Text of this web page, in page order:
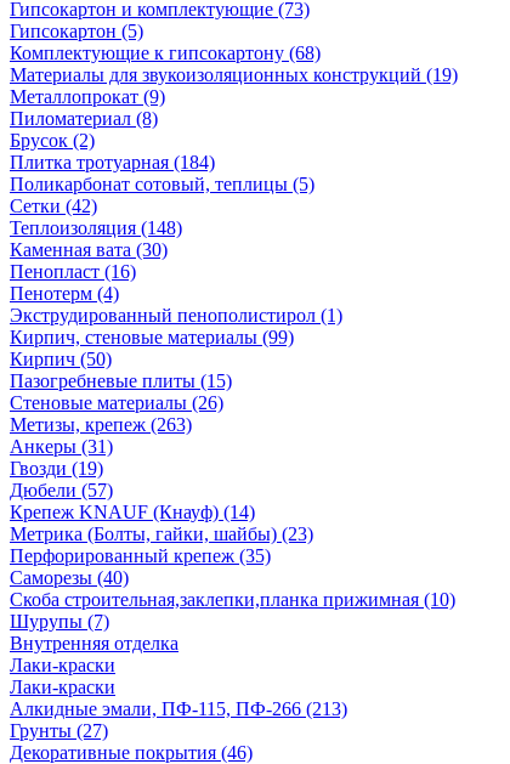
Гипсокартон и комплектующие (73)
Гипсокартон (5)
Комплектующие к гипсокартону (68)
Материалы для звукоизоляционных конструкций (19)
Металлопрокат (9)
Пиломатериал (8)
Брусок (2)
Плитка тротуарная (184)
Поликарбонат сотовый, теплицы (5)
Сетки (42)
Теплоизоляция (148)
Каменная вата (30)
Пенопласт (16)
Пенотерм (4)
Экструдированный пенополистирол (1)
Кирпич, стеновые материалы (99)
Кирпич (50)
Пазогребневые плиты (15)
Стеновые материалы (26)
Метизы, крепеж (263)
Анкеры (31)
Гвозди (19)
Дюбели (57)
Крепеж KNAUF (Кнауф) (14)
Метрика (Болты, гайки, шайбы) (23)
Перфорированный крепеж (35)
Саморезы (40)
Скоба строительная,заклепки,планка прижимная (10)
Шурупы (7)
Внутренняя отделка
Лаки-краски
Лаки-краски
Алкидные эмали, ПФ-115, ПФ-266 (213)
Грунты (27)
Декоративные покрытия (46)